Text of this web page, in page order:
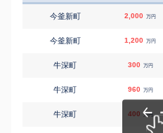
今釜新町 2,000 万円
今釜新町 1,200 万円
牛深町 300 万円
牛深町 960 万円
牛深町 400 万円